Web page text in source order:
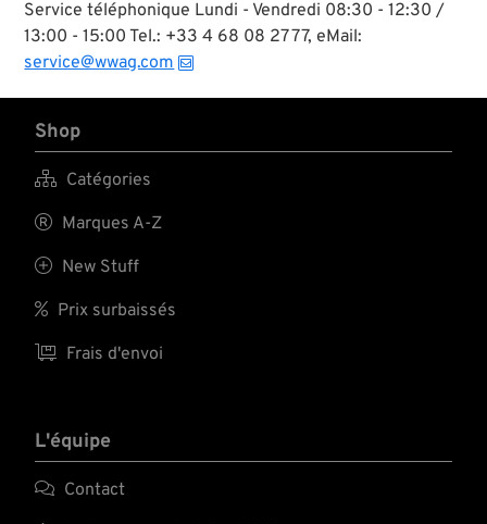
Service téléphonique Lundi - Vendredi 08:30 - 12:30 /
13:00 - 15:00 Tel.: +33 4 68 08 27 77, eMail:
service@wwag.com
Shop
 Catégories
 Marques A-Z
 New Stuff
 Prix surbaissés
 Frais d'envoi
L'équipe
 Contact